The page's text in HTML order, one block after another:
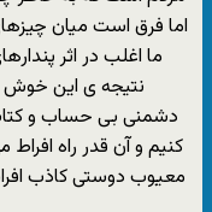
اما فرق است میان
ما اغلب در اثر
دشمنی بی حساب و
کنیم و آن قدر راه
معیوب دوستی کاذب